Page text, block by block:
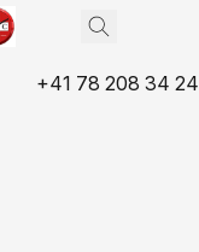
+41 78 208 34 24